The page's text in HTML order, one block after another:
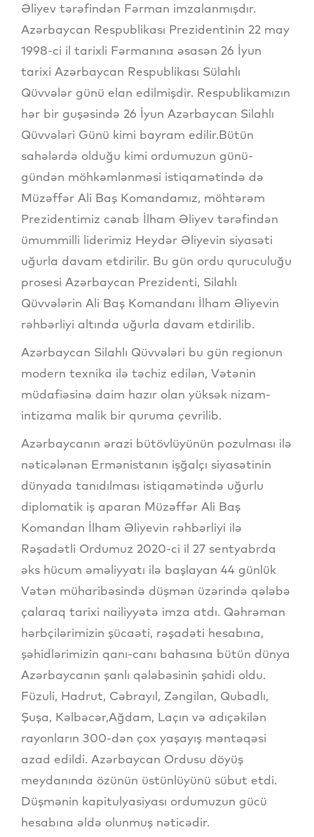
Əliyev tərəfindən Fərman imzalanmışdır.
Azərbaycan Respublikası Prezidentinin 22 may
1998-ci il tarixli Fərmanına əsasən 26 İyun
tarixi Azərbaycan Respublikası Sülahlı
Qüvvələr günü elan edilmişdir. Respublikamızın
hər bir guşəsində 26 İyun Azərbaycan Silahlı
Qüvvələri Günü kimi bayram edilir.Bütün
sahələrdə olduğu kimi ordumuzun günü-
gündən möhkəmlənməsi istiqamətində də
Müzəffər Ali Baş Komandamız, möhtərəm
Prezidentimiz cənab İlham Əliyev tərəfindən
ümummilli liderimiz Heydər Əliyevin siyasəti
uğurla davam etdirilir. Bu gün ordu quruculuğu
prosesi Azərbaycan Prezidenti, Silahlı
Qüvvələrin Ali Baş Komandanı İlham Əliyevin
rəhbərliyi altında uğurla davam etdirilib.
Azərbaycan Silahlı Qüvvələri bu gün regionun
modern texnika ilə təchiz edilən, Vətənin
müdafiəsinə daim hazır olan yüksək nizam-
intizama malik bir quruma çevrilib.
Azərbaycanın ərazi bütövlüyünün pozulması ilə
nəticələnən Ermənistanın işğalçı siyasətinin
dünyada tanıdılması istiqamətində uğurlu
diplomatik iş aparan Müzəffər Ali Baş
Komandan İlham Əliyevin rəhbərliyi ilə
Rəşadətli Ordumuz 2020-ci il 27 sentyabrda
əks hücum əməliyyatı ilə başlayan 44 günlük
Vətən müharibəsində düşmən üzərində qələbə
çalaraq tarixi nailiyyətə imza atdı. Qəhrəman
hərbçilərimizin şücaəti, rəşadəti hesabına,
şəhidlərimizin qanı-canı bahasına bütün dünya
Azərbaycanın şanlı qələbəsinin şahidi oldu.
Füzuli, Hadrut, Cəbrayıl, Zəngilan, Qubadlı,
Şuşa, Kəlbəcər,Ağdam, Laçın və adıçəkilən
rayonların 300-dən çox yaşayış məntəqəsi
azad edildi. Azərbaycan Ordusu döyüş
meydanında özünün üstünlüyünü sübut etdi.
Düşmənin kapitulyasiyası ordumuzun gücü
hesabına əldə olunmuş nəticədir.